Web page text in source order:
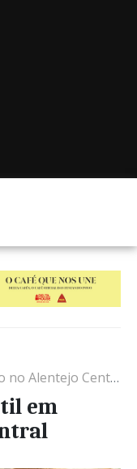
Alentejo Central
em